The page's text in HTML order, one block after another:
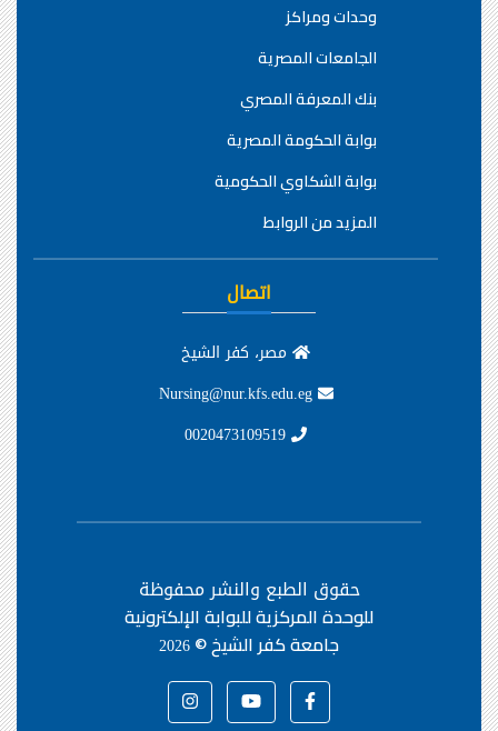
وحدات ومراكز
الجامعات المصرية
بنك المعرفة المصري
بوابة الحكومة المصرية
بوابة الشكاوي الحكومية
المزيد من الروابط
اتصال
مصر، كفر الشيخ
Nursing@nur.kfs.edu.eg
حقوق الطبع والنشر محفوظة
للوحدة المركزية للبوابة الإلكترونية
جامعة كفر الشيخ ©2026